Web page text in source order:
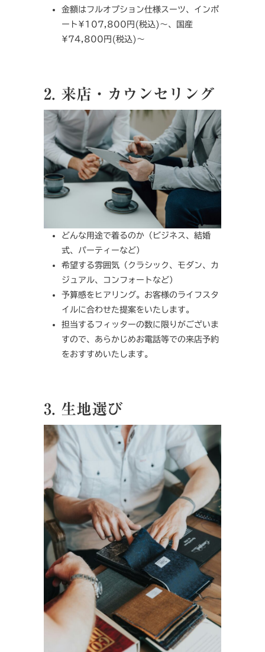
金額はフルオプション仕様スーツ、インポ
ート¥107,800円(税込)〜、国産
¥74,800円(税込)〜
2. 来店・カウンセリング
どんな用途で着るのか（ビジネス、結婚
式、パーティーなど）
希望する雰囲気（クラシック、モダン、カ
ジュアル、コンフォートなど）
予算感をヒアリング。お客様のライフスタ
イルに合わせた提案をいたします。
担当するフィッターの数に限りがございま
すので、あらかじめお電話等での来店予約
をおすすめいたします。
3. 生地選び